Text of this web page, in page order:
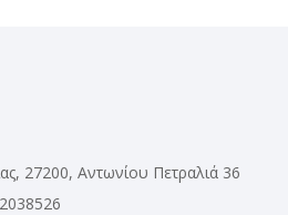
27200, Αντωνίου Πετραλιά 36